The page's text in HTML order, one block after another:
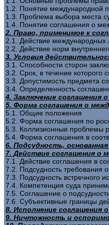
1.2. Понятие международной
1.3. Проблема выбора места
1.4. Понятие соглашения о
2. Право, применимое к
2.1. Действие международных
2.2. Действие норм
3. Условия
3.1. Способности сторон
3.2. Срок, в течение которого
3.3. Допустимость предмета
3.4. Определенность
4. Заключение соглашения
5. Форма соглашения о
5.1. Общие положения
5.2. Форма соглашения по
5.3. Коллизионные проблемы
5.4. Форма соглашения в
6. Подсудность,
7. Действие соглашения о
7.1. Действие соглашения в
7.2. Подсудность требования о
7.3. Подсудность встречного
7.4. Компетенция суда
7.5. Соглашение о
7.6. Субъективные границы
8. Исполнение соглашения
9. Ничтожность и